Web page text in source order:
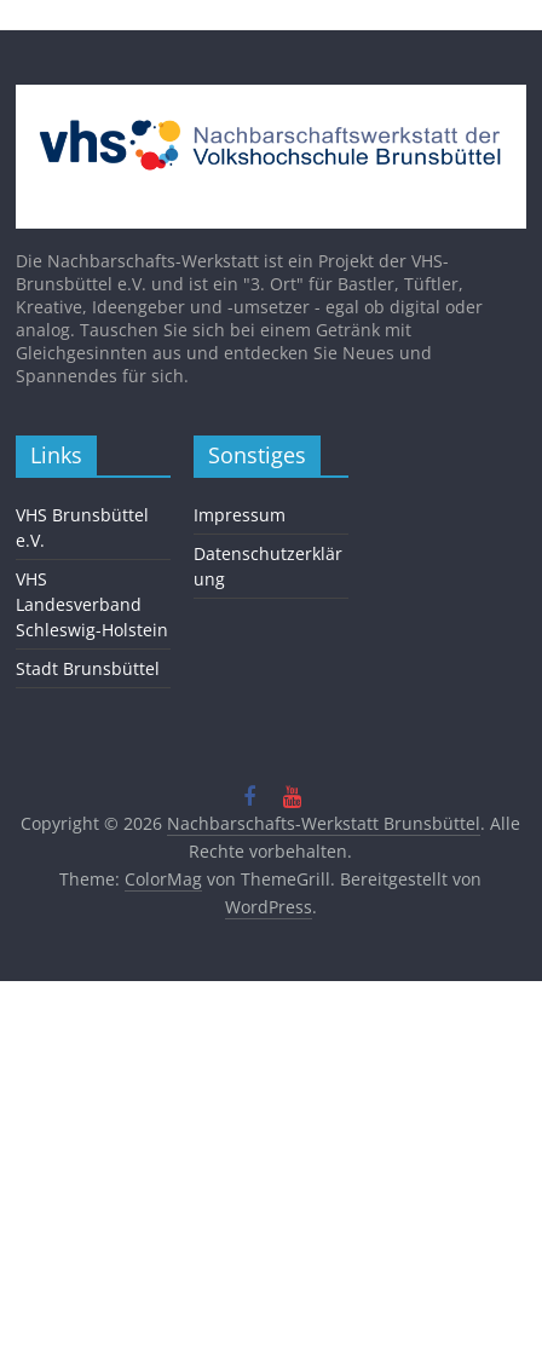
Die Nachbarschafts-Werkstatt ist ein Projekt der VHS-
Brunsbüttel e.V. und ist ein "3. Ort" für Bastler, Tüftler,
Kreative, Ideengeber und -umsetzer - egal ob digital oder
analog. Tauschen Sie sich bei einem Getränk mit
Gleichgesinnten aus und entdecken Sie Neues und
Spannendes für sich.
Links
VHS Brunsbüttel
e.V.
VHS
Landesverband
Schleswig-Holstein
Stadt Brunsbüttel
Sonstiges
Impressum
Datenschutzerklär
ung
Copyright © 2026 Nachbarschafts-Werkstatt Brunsbüttel. Alle
Rechte vorbehalten.
Theme: ColorMag von ThemeGrill. Bereitgestellt von
WordPress.